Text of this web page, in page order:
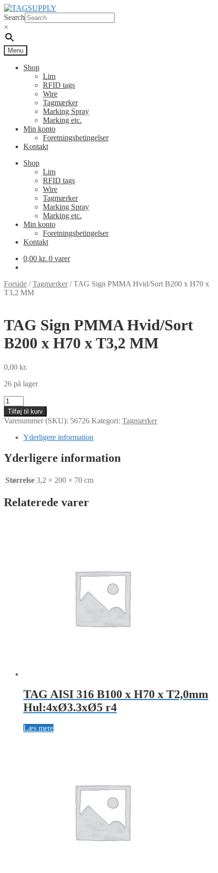
Spring
til
navigation
Spring
til
indhold
Search
×
Menu
Shop
Lim
RFID tags
Wire
Tagmærker
Marking Spray
Marking etc.
Min konto
Foretningsbetingelser
Kontakt
Shop
Lim
RFID tags
Wire
Tagmærker
Marking Spray
Marking etc.
Min konto
Foretningsbetingelser
Kontakt
0,00 kr. 0 varer
Forside /Tagmærker/TAG Sign PMMA Hvid/Sort B200 x H70 x
T3,2 MM
TAG Sign PMMA Hvid/Sort
B200 x H70 x T3,2 MM
0,00 kr.
26 på lager
TAG
Sign
PMMA
Hvid/Sort
B200
H70
x
MM
Tilføj til kurv
Varenummer (SKU): 56726 Kategori: Tagmærker
Yderligere information
Yderligere information
Størrelse 3,2 × 200 × 70 cm
Relaterede varer
TAG AISI 316 B100 x H70 x T2,0mm
Hul:4xØ3.3xØ5 r4
Læs mere